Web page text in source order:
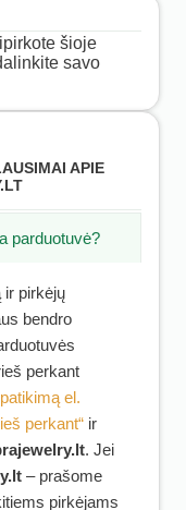
šioje
savo
APIE
parduotuvė?
ir pirkėjų
bendro
perkant
el.
perkant“ ir
. Jei
– prašome
pirkėjams